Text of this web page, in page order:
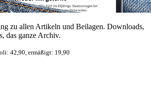
zu allen Artikeln und Beilagen. Downloads,
das ganze Archiv.
42,90, ermäßigt: 19,90